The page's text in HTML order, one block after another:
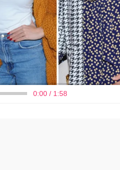
0:00 / 1:58